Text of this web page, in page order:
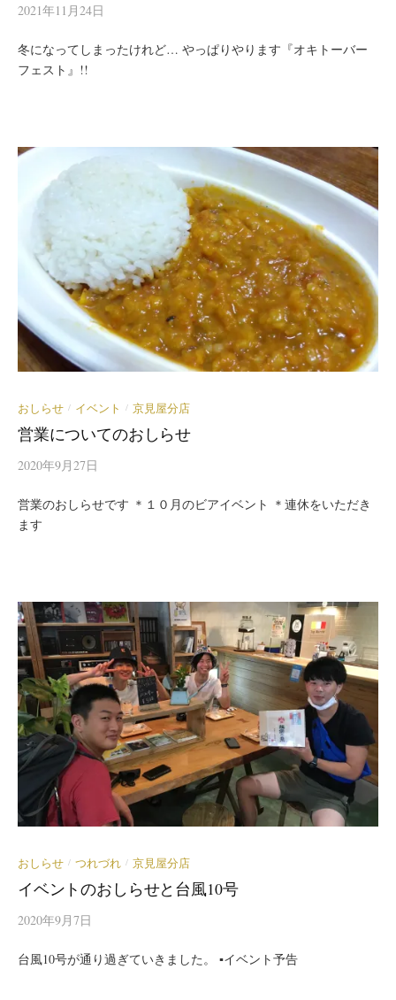
2021年11月24日
冬になってしまったけれど… やっぱりやります『オキトーバー
フェスト』!!
おしらせ / イベント / 京見屋分店
営業についてのおしらせ
2020年9月27日
営業のおしらせです ＊１０月のビアイベント ＊連休をいただき
ます
おしらせ / つれづれ / 京見屋分店
イベントのおしらせと台風10号
2020年9月7日
台風10号が通り過ぎていきました。 ▪イベント予告